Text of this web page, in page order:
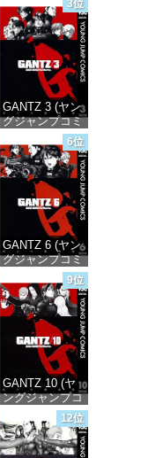
3位
GANTZ 3 (ヤン
グジャンプコミ
ックスDIGITAL)
価格：¥100
6位
GANTZ 6 (ヤン
グジャンプコミ
ックスDIGITAL)
価格：¥100
9位
GANTZ 10 (ヤ
ングジャンプコ
DIGITAL)
価格：¥100
12位